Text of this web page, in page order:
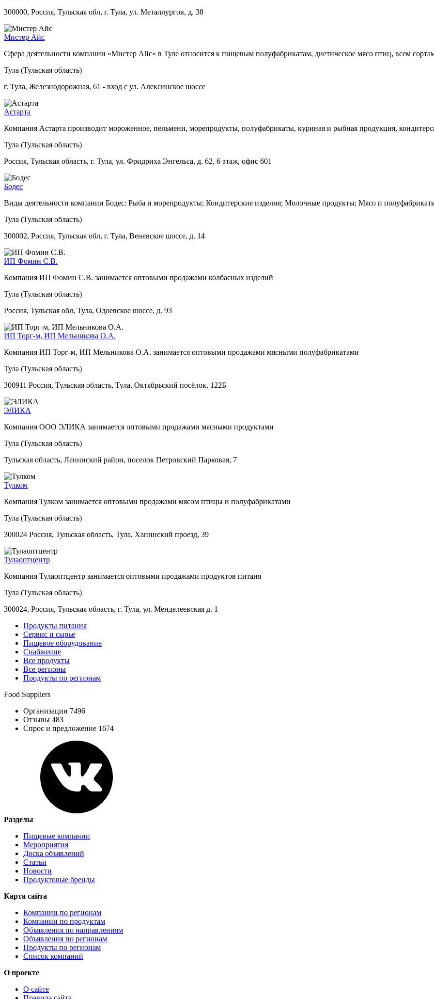
300000, Россия, Тульская обл, г. Тула, ул. Металлургов, д. 38
Мистер Айс
Сфера деятельности компании «Мистер Айс» в Туле относится к пищевым полуфабрикатам, диетическое мясо птиц, всем
Тула (Тульская область)
г. Тула, Железнодорожная, 61 - вход с ул. Алексинское шоссе
Астарта
Компания Астарта производит мороженное, пельмени, морепродукты, полуфабрикаты, куриная и рыбная продукция,
Тула (Тульская область)
Россия, Тульская область, г. Тула, ул. Фридриха Энгельса, д. 62, 6 этаж, офис 601
Бодес
Виды деятельности компании Бодес: Рыба и морепродукты; Кондитерские изделия; Молочные продукты; Мясо и
Тула (Тульская область)
300002, Россия, Тульская обл, г. Тула, Веневское шоссе, д. 14
ИП Фомин С.В.
Компания ИП Фомин С.В. занимается оптовыми продажами колбасных изделий
Тула (Тульская область)
Россия, Тульская обл, Тула, Одоевское шоссе, д. 93
ИП Торг-м, ИП Мельникова О.А.
Компания ИП Торг-м, ИП Мельникова О.А. занимается оптовыми продажами мясными полуфабрикатами
Тула (Тульская область)
300911 Россия, Тульская область, Тула, Октябрьский посёлок, 122Б
ЭЛИКА
Компания ООО ЭЛИКА занимается оптовыми продажами мясными продуктами
Тула (Тульская область)
Тульская область, Ленинский район, поселок Петровский Парковая, 7
Тулком
Компания Тулком занимается оптовыми продажами мясом птицы и полуфабрикатами
Тула (Тульская область)
300024 Россия, Тульская область, Тула, Ханинский проезд, 39
Тулаоптцентр
Компания Тулаоптцентр занимается оптовыми продажами продуктов питаия
Тула (Тульская область)
300024, Россия, Тульская область, г. Тула, ул. Менделеевская д. 1
Продукты питания
Сервис и сырье
Пищевое оборудование
Снабжение
Все продукты
Все регионы
Продукты по регионам
Food Suppliers
Организации 7496
Отзывы 483
Спрос и предложение 1674
Разделы
Пищевые компании
Мероприятия
Доска объявлений
Статьи
Новости
Продуктовые бренды
Карта сайта
Компании по регионам
Компании по продуктам
Объявления по направлениям
Объявления по регионам
Продукты по регионам
Список компаний
О проекте
О сайте